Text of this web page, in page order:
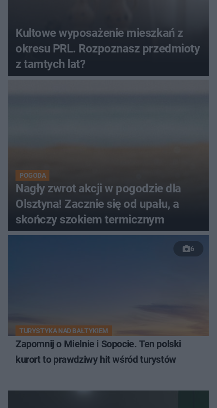
Kultowe wyposażenie mieszkań z
okresu PRL. Rozpoznasz przedmioty
z tamtych lat?
POGODA
Nagły zwrot akcji w pogodzie dla
Olsztyna! Zacznie się od upału, a
skończy szokiem termicznym
6
TURYSTYKA NAD BAŁTYKIEM
Zapomnij o Mielnie i Sopocie. Ten polski
kurort to prawdziwy hit wśród turystów